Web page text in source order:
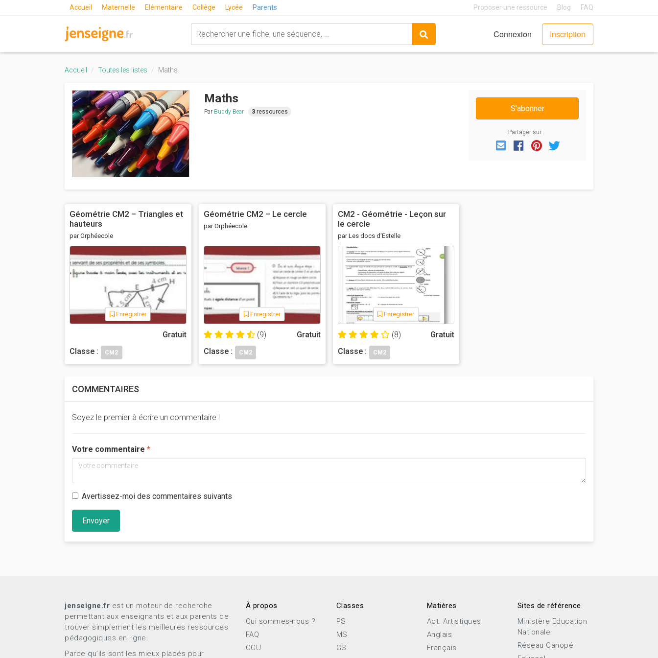
Accueil Maternelle Elémentaire Collège Lycée Parents Proposer une ressource Blog FAQ
Connexion Inscription
Accueil Toutes les listes Maths
Maths
Par Buddy Bear 3 ressources S'abonner
Partager sur :
EmailFacebook
Pinterest
Géométrie CM2 – Triangles et
hauteurs
par Orphéecole
Enregistrer
Gratuit
Classe :
CM2
Géométrie CM2 – Le cercle
par Orphéecole
Enregistrer
(9)
Gratuit
Classe :
CM2
CM2 - Géométrie - Leçon sur
le cercle
par Les docs d'Estelle
Enregistrer
(8)
Gratuit
Classe :
CM2
COMMENTAIRES
Soyez le premier à écrire un commentaire !
Votre commentaire
Avertissez-moi des commentaires suivants
Envoyer
jenseigne.fr est un moteur de recherche
permettant aux enseignants et aux parents de
trouver simplement les meilleures ressources
pédagogiques en ligne.
Parce qu’ils sont les mieux placés pour
À propos
Qui sommes-nous ?
FAQ
CGU
Classes
PS
MS
GS
Matières
Act. Artistiques
Anglais
Français
Sites de référence
Ministère Education
Nationale
Réseau Canopé